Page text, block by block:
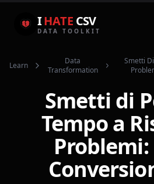
IHATE CSV
DATA TOOLKIT
Learn
Data
Transformation
Smetti
Smetti di
Tempo a
Problemi: